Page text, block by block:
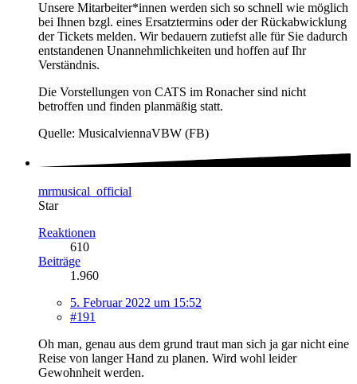
Unsere Mitarbeiter*innen werden sich so schnell wie möglich
bei Ihnen bzgl. eines Ersatztermins oder der Rückabwicklung
der Tickets melden. Wir bedauern zutiefst alle für Sie dadurch
entstandenen Unannehmlichkeiten und hoffen auf Ihr
Verständnis.
Die Vorstellungen von CATS im Ronacher sind nicht
betroffen und finden planmäßig statt.
Quelle: MusicalviennaVBW (FB)
mrmusical_official
Star
Reaktionen
610
Beiträge
1.960
5. Februar 2022 um 15:52
#191
Oh man, genau aus dem grund traut man sich ja gar nicht eine
Reise von langer Hand zu planen. Wird wohl leider
Gewohnheit werden.